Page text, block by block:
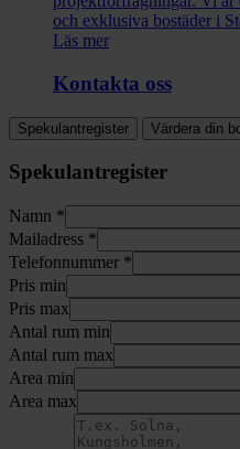
och exklusiva bostäder i
Läs mer
Kontakta oss
Spekulantregister Värdera din
Spekulantregister
Namn *
Mailadress *
Telefonnummer *
Pris min
Pris max
Antal rum min
Antal rum max
Area min
Area max